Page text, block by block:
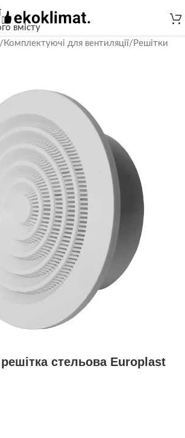
вмісту
/ Комплектуючі для вентиляції/ Решітки
збільшити
стельова Europlast